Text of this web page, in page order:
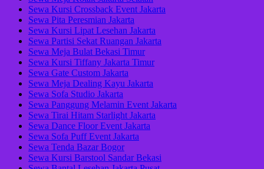
Sewa Kursi Crossback Event Jakarta
Sewa Pita Peresmian Jakarta
Sewa Kursi Lipat Lesehan Jakarta
Sewa Partisi Sekat Ruangan Jakarta
Sewa Meja Bulat Bekasi Timur
Sewa Kursi Tiffany Jakarta Timur
Sewa Gate Custom Jakarta
Sewa Meja Dealing Kayu Jakarta
Sewa Sofa Studio Jakarta
Sewa Panggung Melamin Event Jakarta
Sewa Tirai Hitam Starlight Jakarta
Sewa Dance Floor Event Jakarta
Sewa Sofa Puff Event Jakarta
Sewa Tenda Bazar Bogor
Sewa Kursi Barstool Sandar Bekasi